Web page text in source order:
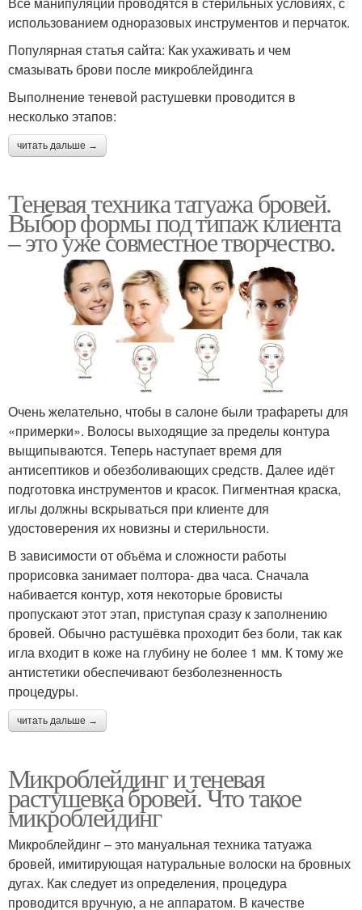
использованием одноразовых инструментов и перчаток.
Популярная статья сайта: Как ухаживать и чем
смазывать брови после микроблейдинга
Выполнение теневой растушевки проводится в
несколько этапов:
читать дальше →
Теневая техника татуажа бровей.
Выбор формы под типаж клиента
– это уже совместное творчество.
Очень желательно, чтобы в салоне были трафареты для
«примерки». Волосы выходящие за пределы контура
выщипываются. Теперь наступает время для
антисептиков и обезболивающих средств. Далее идёт
подготовка инструментов и красок. Пигментная краска,
иглы должны вскрываться при клиенте для
удостоверения их новизны и стерильности.
В зависимости от объёма и сложности работы
прорисовка занимает полтора- два часа. Сначала
набивается контур, хотя некоторые бровисты
пропускают этот этап, приступая сразу к заполнению
бровей. Обычно растушёвка проходит без боли, так как
игла входит в коже на глубину не более 1 мм. К тому же
антистетики обеспечивают безболезненность
процедуры.
читать дальше →
Микроблейдинг и теневая
растушевка бровей. Что такое
микроблейдинг
Микроблейдинг – это мануальная техника татуажа
бровей, имитирующая натуральные волоски на бровных
дугах. Как следует из определения, процедура
проводится вручную, а не аппаратом. В качестве